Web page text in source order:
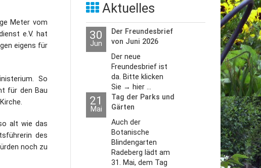
Meter vom
e.V. hat
eigens für
So
für den Bau
alt wie das
des
noch zu
Aktuelles
30
Jun
Der Freundesbrief
von Juni 2026
Der neue
Freundesbrief ist
da. Bitte klicken
Sie → hier ...
21
Mai
Tag der Parks und
Gärten
Auch der
Botanische
Blindengarten
Radeberg lädt am
31. Mai, dem Tag